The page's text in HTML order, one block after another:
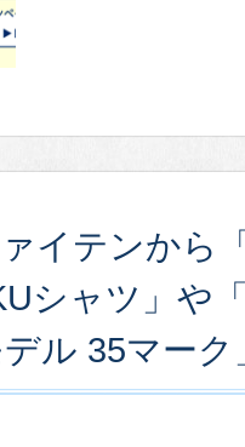
イテンから
シャツ」や
ル 35マーク